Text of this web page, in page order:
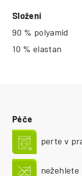
Péče
perte v
nežehlete
Složení
90 % polyamid
10 % elastan